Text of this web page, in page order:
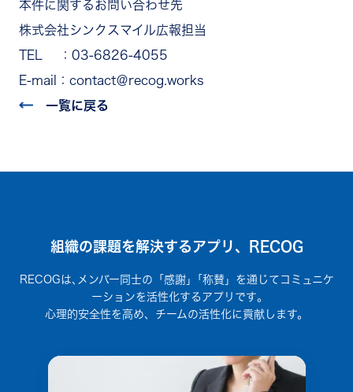
本件に関するお問い合わせ先
株式会社シンクスマイル広報担当
TEL ：03-6826-4055
E-mail：contact＠recog.works
一覧に戻る
組織の課題を解決するアプリ、RECOG
RECOGは､メンバー同士の「感謝」｢称賛」を通じてコミュニケ
ーションを活性化するアプリです｡
心理的安全性を高め、チームの活性化に貢献します。